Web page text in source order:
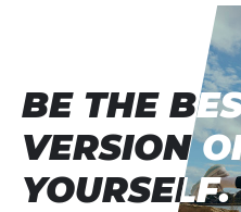
BE THE
VERSION
YOURSELF.
BE THE
VERSION
YOURSELF.